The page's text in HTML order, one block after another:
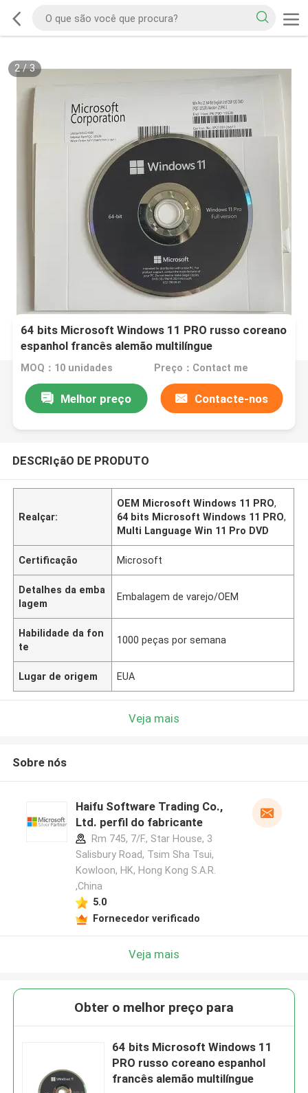
2/3
64 bits Microsoft Windows 11 PRO russo coreano
espanhol francês alemão multilíngue
MOQ：10 unidades Preço：Contact me
Melhor preço Contacte-nos
DESCRIçãO DE PRODUTO
Realçar:
OEM Microsoft Windows 11 PRO,
64 bits Microsoft Windows 11 PRO,
Multi Language Win 11 Pro DVD
Certificação Microsoft
Detalhes da emba
lagem
Embalagem de varejo/OEM
Habilidade da fon
te
1000 peças por semana
Lugar de origem EUA
Veja mais
Sobre nós
Haifu Software Trading Co.,
Ltd. perfil do fabricante
Rm 745, 7/F., Star House, 3
Salisbury Road, Tsim Sha Tsui,
Kowloon, HK, Hong Kong S.A.R.
,China
5.0
Fornecedor verificado
Veja mais
Obter o melhor preço para
64 bits Microsoft Windows 11
PRO russo coreano espanhol
francês alemão multilíngue